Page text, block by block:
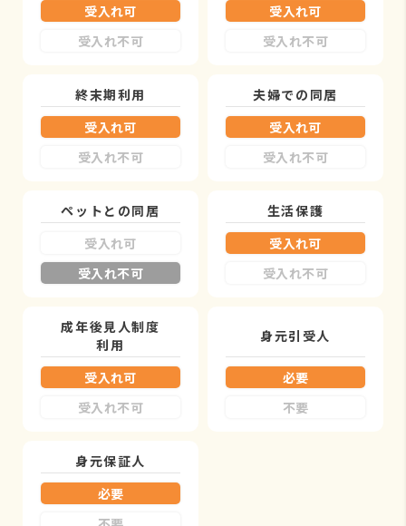
受入れ可
受入れ不可
受入れ可
受入れ不可
終末期利用
受入れ可
受入れ不可
夫婦での同居
受入れ可
受入れ不可
ペットとの同居
受入れ可
受入れ不可
生活保護
受入れ可
受入れ不可
成年後見人制度
利用
受入れ可
受入れ不可
身元引受人
必要
不要
身元保証人
必要